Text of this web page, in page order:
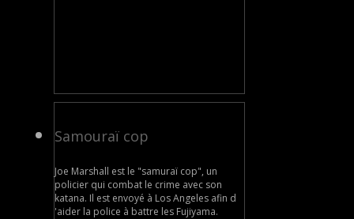
Samouraï cop
Joe Marshall est le "samuraï cop", un
policier qui combat le crime avec son
katana. Il est envoyé à Los Angeles afin d
'aider la police à battre les Fujiyama.